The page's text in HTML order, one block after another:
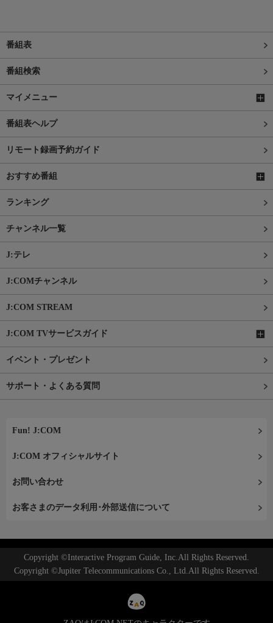
番組表
番組検索
マイメニュー
番組表ヘルプ
リモート録画予約ガイド
おすすめ番組
ランキング
チャンネル一覧
J:テレ
J:COMチャンネル
J:COM STREAM
J:COM TVサービスガイド
イベント・プレゼント
サポート・よくある質問
Fun! J:COM
J:COM オフィシャルサイト
お問い合わせ
お客さまのデータ利用･外部送信について
Copyright ©Interactive Program Guide, Inc.All Rights Reserved.
Copyright ©Jupiter Telecommunications Co., Ltd.All Rights Reserved.